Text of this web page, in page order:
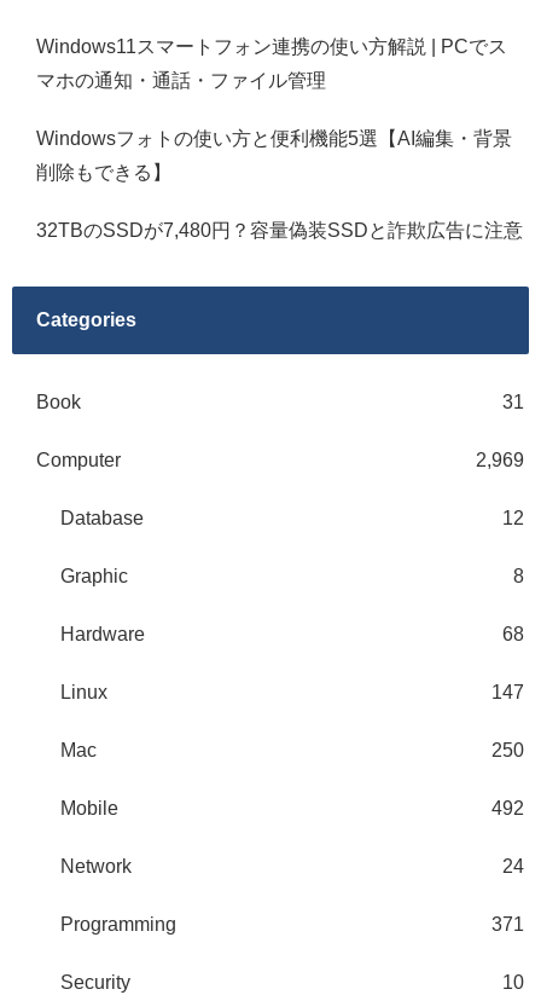
Windows11スマートフォン連携の使い方解説 | PCでス
マホの通知・通話・ファイル管理
Windowsフォトの使い方と便利機能5選【AI編集・背景
削除もできる】
32TBのSSDが7,480円？容量偽装SSDと詐欺広告に注意
Categories
Book 31
Computer 2,969
Database 12
Graphic 8
Hardware 68
Linux 147
Mac 250
Mobile 492
Network 24
Programming 371
Security 10